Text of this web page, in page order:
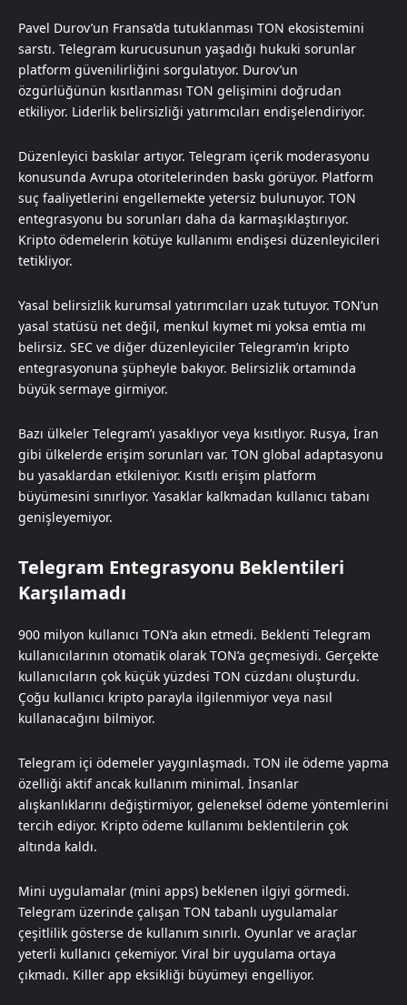
Pavel Durov’un Fransa’da tutuklanması TON ekosistemini
sarstı. Telegram kurucusunun yaşadığı hukuki sorunlar
platform güvenilirliğini sorgulatıyor. Durov’un
özgürlüğünün kısıtlanması TON gelişimini doğrudan
etkiliyor. Liderlik belirsizliği yatırımcıları endişelendiriyor.
Düzenleyici baskılar artıyor. Telegram içerik moderasyonu
konusunda Avrupa otoritelerinden baskı görüyor. Platform
suç faaliyetlerini engellemekte yetersiz bulunuyor. TON
entegrasyonu bu sorunları daha da karmaşıklaştırıyor.
Kripto ödemelerin kötüye kullanımı endişesi düzenleyicileri
tetikliyor.
Yasal belirsizlik kurumsal yatırımcıları uzak tutuyor. TON’un
yasal statüsü net değil, menkul kıymet mi yoksa emtia mı
belirsiz. SEC ve diğer düzenleyiciler Telegram’ın kripto
entegrasyonuna şüpheyle bakıyor. Belirsizlik ortamında
büyük sermaye girmiyor.
Bazı ülkeler Telegram’ı yasaklıyor veya kısıtlıyor. Rusya, İran
gibi ülkelerde erişim sorunları var. TON global adaptasyonu
bu yasaklardan etkileniyor. Kısıtlı erişim platform
büyümesini sınırlıyor. Yasaklar kalkmadan kullanıcı tabanı
genişleyemiyor.
Telegram Entegrasyonu Beklentileri
Karşılamadı
900 milyon kullanıcı TON’a akın etmedi. Beklenti Telegram
kullanıcılarının otomatik olarak TON’a geçmesiydi. Gerçekte
kullanıcıların çok küçük yüzdesi TON cüzdanı oluşturdu.
Çoğu kullanıcı kripto parayla ilgilenmiyor veya nasıl
kullanacağını bilmiyor.
Telegram içi ödemeler yaygınlaşmadı. TON ile ödeme yapma
özelliği aktif ancak kullanım minimal. İnsanlar
alışkanlıklarını değiştirmiyor, geleneksel ödeme yöntemlerini
tercih ediyor. Kripto ödeme kullanımı beklentilerin çok
altında kaldı.
Mini uygulamalar (mini apps) beklenen ilgiyi görmedi.
Telegram üzerinde çalışan TON tabanlı uygulamalar
çeşitlilik gösterse de kullanım sınırlı. Oyunlar ve araçlar
yeterli kullanıcı çekemiyor. Viral bir uygulama ortaya
çıkmadı. Killer app eksikliği büyümeyi engelliyor.